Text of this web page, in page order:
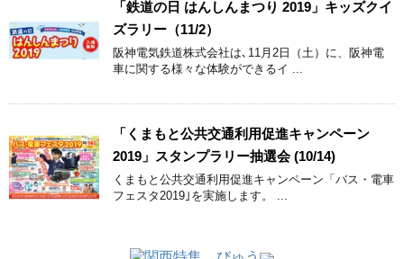
「鉄道の日 はんしんまつり 2019」キッズクイ
ズラリー（11/2）
阪神電気鉄道株式会社は､11月2日（土）に、阪神電
車に関する様々な体験ができるイ ...
「くまもと公共交通利用促進キャンペーン
2019」スタンプラリー抽選会 (10/14)
くまもと公共交通利用促進キャンペーン「バス・電車
フェスタ2019｣を実施します。 ...